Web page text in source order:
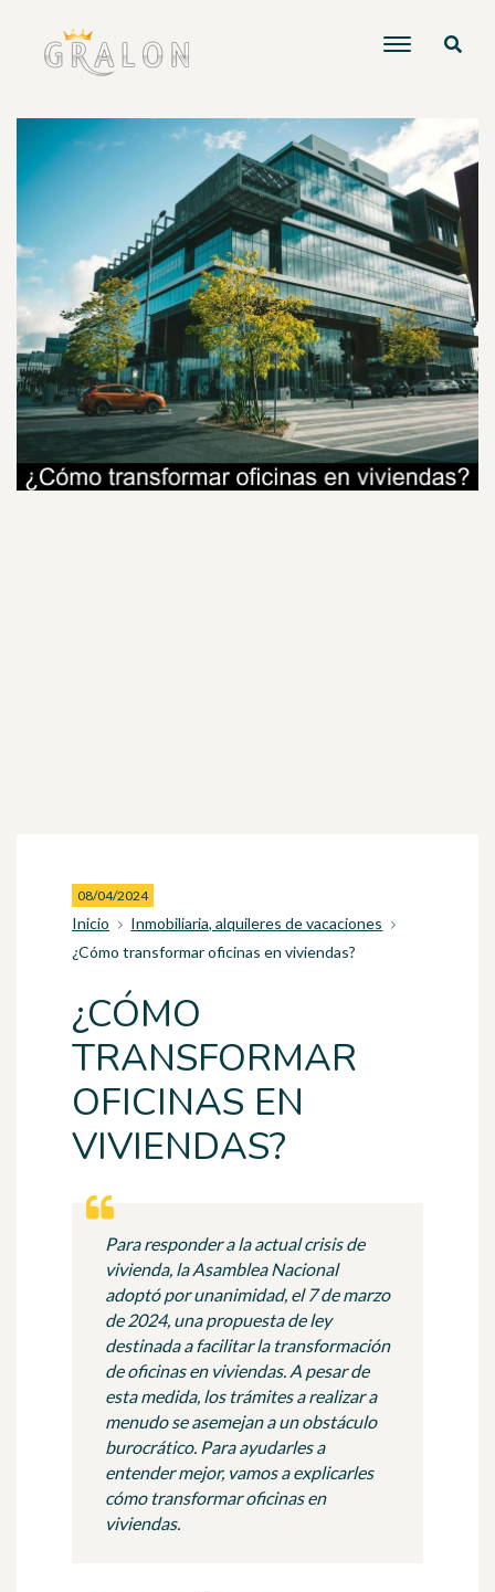
08/04/2024
Inicio
Inmobiliaria, alquileres de vacaciones
¿Cómo transformar oficinas en viviendas?
¿CÓMO
TRANSFORMAR
OFICINAS EN
VIVIENDAS?
Para responder a la actual crisis de
vivienda, la Asamblea Nacional
adoptó por unanimidad, el 7 de marzo
de 2024, una propuesta de ley
destinada a facilitar la transformación
de oficinas en viviendas. A pesar de
esta medida, los trámites a realizar a
menudo se asemejan a un obstáculo
burocrático. Para ayudarles a
entender mejor, vamos a explicarles
cómo transformar oficinas en
viviendas.